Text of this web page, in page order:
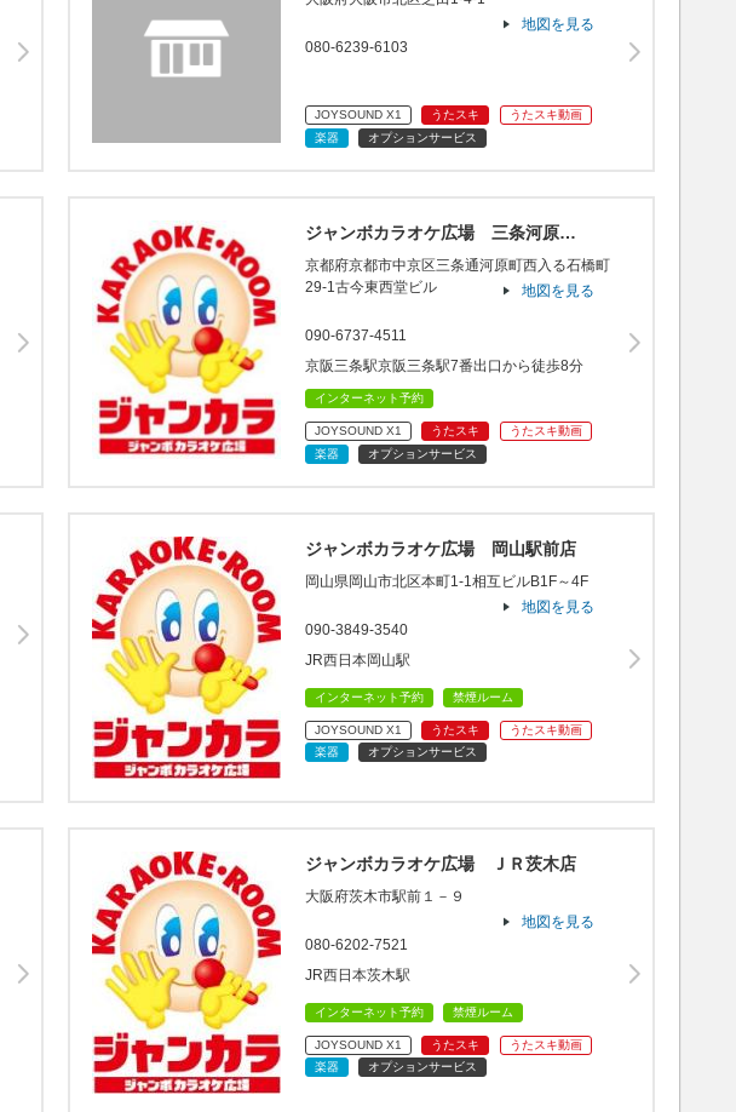
080-6239-6103
JOYSOUND X1 うたスキ
うたスキ動画
楽器
オプションサービス
地図を見る
ジャンボカラオケ広場 三条河原…
京都府京都市中京区三条通河原町西入る石橋町
29-1古今東西堂ビル
090-6737-4511
京阪三条駅京阪三条駅7番出口から徒歩8分
インターネット予約
JOYSOUND X1 うたスキ
うたスキ動画
楽器
オプションサービス
地図を見る
ジャンボカラオケ広場 岡山駅前店
岡山県岡山市北区本町1-1相互ビルB1F～4F
090-3849-3540
JR西日本岡山駅
インターネット予約 禁煙ルーム
JOYSOUND X1 うたスキ
うたスキ動画
楽器
オプションサービス
地図を見る
ジャンボカラオケ広場 ＪＲ茨木店
大阪府茨木市駅前１－９
080-6202-7521
JR西日本茨木駅
インターネット予約 禁煙ルーム
JOYSOUND X1 うたスキ
うたスキ動画
楽器
オプションサービス
地図を見る